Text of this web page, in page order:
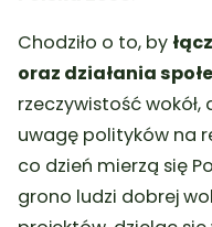
Chodziło o to, by
oraz działania
rzeczywistość
uwagę polityków na
co dzień mierzą się
grono ludzi dobrej